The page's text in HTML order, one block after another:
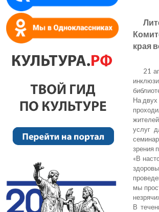
края
21
На двух
услуг
зрения
«В
мы
В